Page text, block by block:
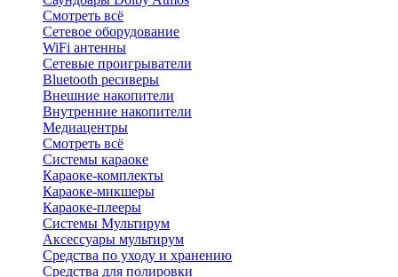
Смотреть всё
Сетевое оборудование
WiFi антенны
Сетевые проигрыватели
Bluetooth ресиверы
Внешние накопители
Внутренние накопители
Медиацентры
Смотреть всё
Системы караоке
Караоке-комплекты
Караоке-микшеры
Караоке-плееры
Системы Мультирум
Аксессуары мультирум
Средства по уходу и хранению
Средства для полировки